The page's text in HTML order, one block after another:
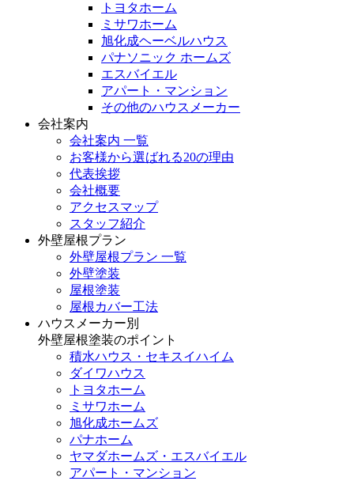
トヨタホーム
ミサワホーム
旭化成ヘーベルハウス
パナソニック ホームズ
エスバイエル
アパート・マンション
その他のハウスメーカー
会社案内
会社案内 一覧
お客様から選ばれる20の理由
代表挨拶
会社概要
アクセスマップ
スタッフ紹介
外壁屋根プラン
外壁屋根プラン 一覧
外壁塗装
屋根塗装
屋根カバー工法
ハウスメーカー別
外壁屋根塗装のポイント
積水ハウス・セキスイハイム
ダイワハウス
トヨタホーム
ミサワホーム
旭化成ホームズ
パナホーム
ヤマダホームズ・エスバイエル
アパート・マンション